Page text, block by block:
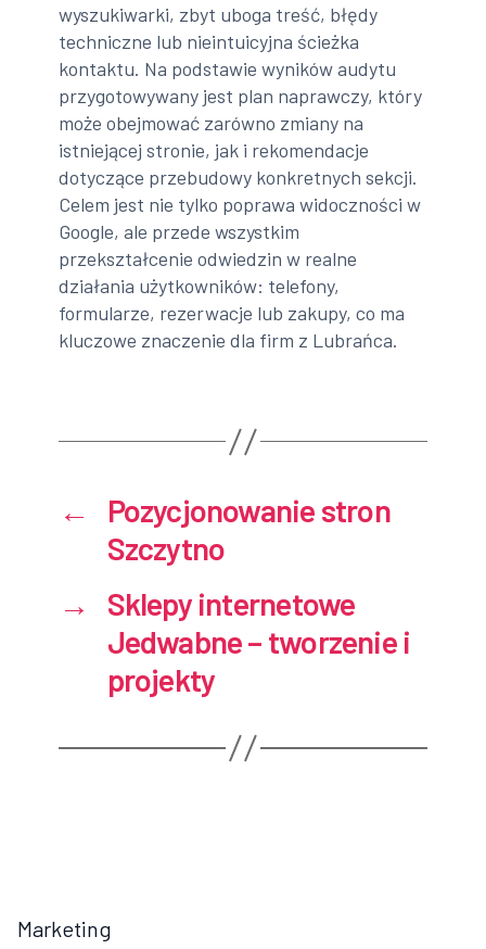
wyszukiwarki, zbyt uboga treść, błędy
techniczne lub nieintuicyjna ścieżka
kontaktu. Na podstawie wyników audytu
przygotowywany jest plan naprawczy, który
może obejmować zarówno zmiany na
istniejącej stronie, jak i rekomendacje
dotyczące przebudowy konkretnych sekcji.
Celem jest nie tylko poprawa widoczności w
Google, ale przede wszystkim
przekształcenie odwiedzin w realne
działania użytkowników: telefony,
formularze, rezerwacje lub zakupy, co ma
kluczowe znaczenie dla firm z Lubrańca.
←
Pozycjonowanie stron
Szczytno
→
Sklepy internetowe
Jedwabne – tworzenie i
projekty
Marketing